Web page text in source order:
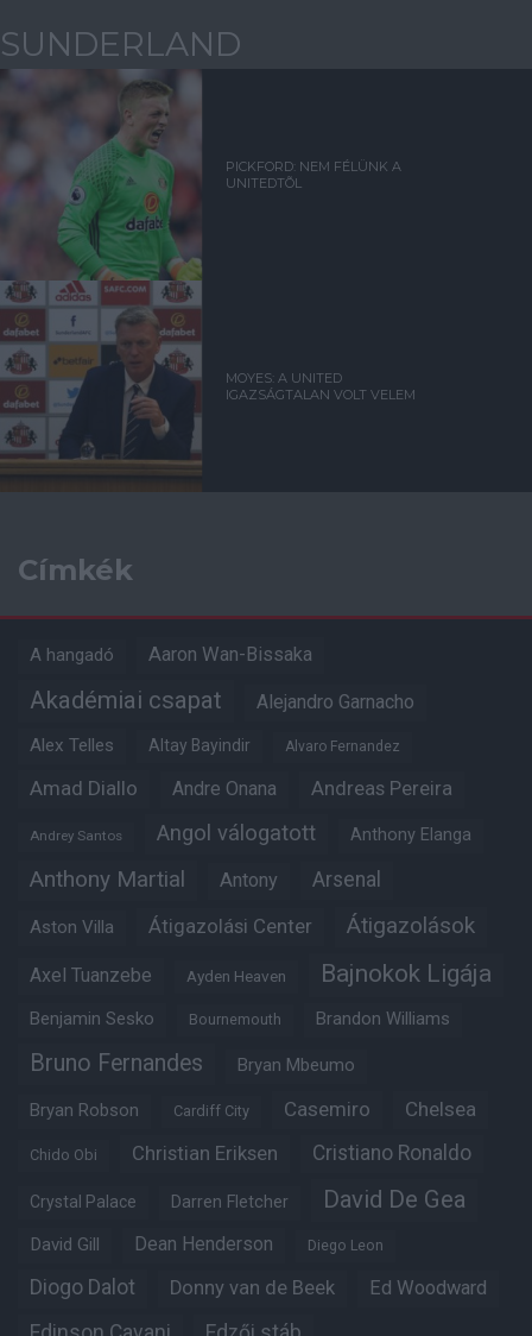
SUNDERLAND
PICKFORD: NEM FÉLÜNK A
UNITEDTÕL
MOYES: A UNITED
IGAZSÁGTALAN VOLT VELEM
Címkék
A hangadó Aaron Wan-Bissaka
Akadémiai csapat Alejandro Garnacho
Alex Telles Altay Bayindir Alvaro Fernandez
Amad Diallo Andre Onana Andreas Pereira
Andrey Santos Angol válogatott Anthony Elanga
Anthony Martial Antony Arsenal
Aston Villa Átigazolási Center Átigazolások
Axel Tuanzebe Ayden Heaven Bajnokok Ligája
Benjamin Sesko Bournemouth Brandon Williams
Bruno Fernandes Bryan Mbeumo
Bryan Robson Cardiff City Casemiro Chelsea
Chido Obi Christian Eriksen Cristiano Ronaldo
Crystal Palace Darren Fletcher David De Gea
David Gill Dean Henderson Diego Leon
Diogo Dalot Donny van de Beek Ed Woodward